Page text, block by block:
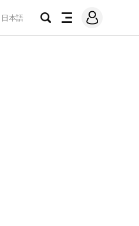
日本語
검
전
메
그